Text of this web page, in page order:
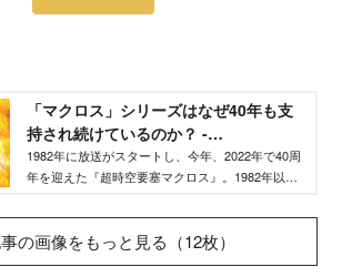
「マクロス」シリーズはなぜ40年も支
持され続けているのか？ -
TELEMAGA.net｜講談社
1982年に放送がスタートし、今年、2022年で40周
年を迎えた『超時空要塞マクロス』。1982年以降
って人気を保持し続けている伝説的シリーズだ。
はたして「マクロス」は、なぜ支持され続けてい
の画像をもっと見る（12枚）